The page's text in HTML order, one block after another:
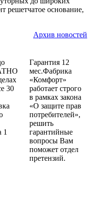
решетчатое основание,
Архив новостей
30
1
Гарантия 12
мес.Фабрика
«Комфорт»
работает строго
в рамках закона
«О защите прав
потребителей»,
решить
гарантийные
вопросы Вам
поможет отдел
претензий.